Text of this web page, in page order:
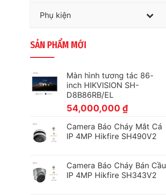
Phụ kiện
SẢN PHẨM MỚI
Màn hình tương tác 86-
inch HIKVISION SH-
D8B86RB/EL
54,000,000 ₫
Camera Báo Cháy Mắt Cá
IP 4MP Hikfire SH490V2
Camera Báo Cháy Bán Cầu
IP 4MP Hikfire SH343V2